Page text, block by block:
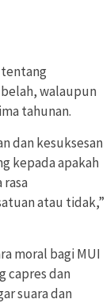
tentang
walaupun
tahunan.
dan kesuksesan
kepada apakah
rasa
atau tidak,”
moral bagi MUI
capres dan
suara dan